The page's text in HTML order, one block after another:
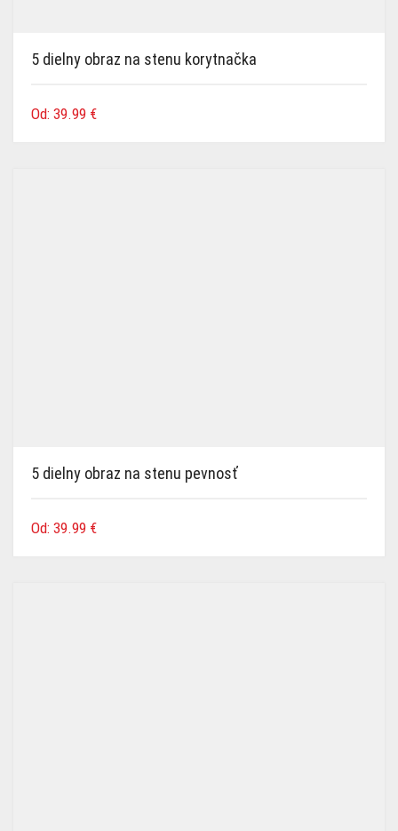
5 dielny obraz na stenu korytnačka
Od: 39.99 €
5 dielny obraz na stenu pevnosť
Od: 39.99 €